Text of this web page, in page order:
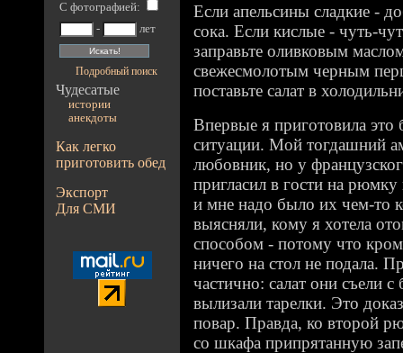
С фотографией:
-
лет
Подробный поиск
Чудесатые
истории
анекдоты
Как легко
приготовить обед
Экспорт
Для СМИ
Если апельсины сладкие -
сока. Если кислые - чуть-
заправьте оливковым
свежесмолотым черным
поставьте салат в
Впервые я приготовила
ситуации. Мой тогдашний
любовник, но у
пригласил в гости на
и мне надо было их чем-то
выясняли, кому я хотела
способом - потому что
ничего на стол не подала.
частично: салат они съели
вылизали тарелки. Это
повар. Правда, ко второй
со шкафа припрятанную